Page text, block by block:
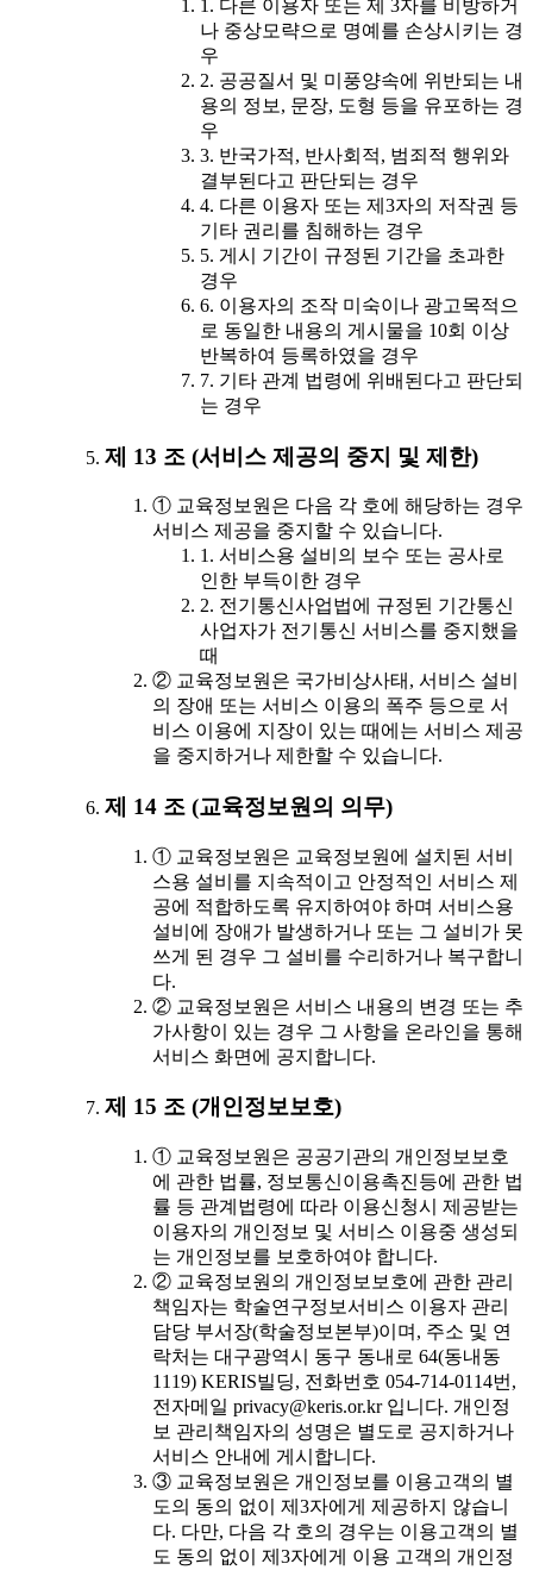
1. 다른 이용자 또는 제 3자를 비방하거
나 중상모략으로 명예를 손상시키는 경
우
2. 공공질서 및 미풍양속에 위반되는 내
용의 정보, 문장, 도형 등을 유포하는 경
우
3. 반국가적, 반사회적, 범죄적 행위와
결부된다고 판단되는 경우
4. 다른 이용자 또는 제3자의 저작권 등
기타 권리를 침해하는 경우
5. 게시 기간이 규정된 기간을 초과한
경우
6. 이용자의 조작 미숙이나 광고목적으
로 동일한 내용의 게시물을 10회 이상
반복하여 등록하였을 경우
7. 기타 관계 법령에 위배된다고 판단되
는 경우
제 13 조 (서비스 제공의 중지 및 제한)
① 교육정보원은 다음 각 호에 해당하는 경우
서비스 제공을 중지할 수 있습니다.
1. 서비스용 설비의 보수 또는 공사로
인한 부득이한 경우
2. 전기통신사업법에 규정된 기간통신
사업자가 전기통신 서비스를 중지했을
때
② 교육정보원은 국가비상사태, 서비스 설비
의 장애 또는 서비스 이용의 폭주 등으로 서
비스 이용에 지장이 있는 때에는 서비스 제공
을 중지하거나 제한할 수 있습니다.
제 14 조 (교육정보원의 의무)
① 교육정보원은 교육정보원에 설치된 서비
스용 설비를 지속적이고 안정적인 서비스 제
공에 적합하도록 유지하여야 하며 서비스용
설비에 장애가 발생하거나 또는 그 설비가 못
쓰게 된 경우 그 설비를 수리하거나 복구합니
다.
② 교육정보원은 서비스 내용의 변경 또는 추
가사항이 있는 경우 그 사항을 온라인을 통해
서비스 화면에 공지합니다.
제 15 조 (개인정보보호)
① 교육정보원은 공공기관의 개인정보보호
에 관한 법률, 정보통신이용촉진등에 관한 법
률 등 관계법령에 따라 이용신청시 제공받는
이용자의 개인정보 및 서비스 이용중 생성되
는 개인정보를 보호하여야 합니다.
② 교육정보원의 개인정보보호에 관한 관리
책임자는 학술연구정보서비스 이용자 관리
담당 부서장(학술정보본부)이며, 주소 및 연
락처는 대구광역시 동구 동내로 64(동내동
1119) KERIS빌딩, 전화번호 054-714-0114번,
전자메일 privacy@keris.or.kr 입니다. 개인정
보 관리책임자의 성명은 별도로 공지하거나
서비스 안내에 게시합니다.
③ 교육정보원은 개인정보를 이용고객의 별
도의 동의 없이 제3자에게 제공하지 않습니
다. 다만, 다음 각 호의 경우는 이용고객의 별
도 동의 없이 제3자에게 이용 고객의 개인정